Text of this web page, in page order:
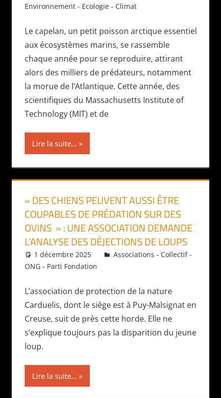
Environnement - Ecologie - Climat
Le capelan, un petit poisson arctique essentiel
aux écosystèmes marins, se rassemble
chaque année pour se reproduire, attirant
alors des milliers de prédateurs, notamment
la morue de l’Atlantique. Cette année, des
scientifiques du Massachusetts Institute of
Technology (MIT) et de
Lire la suite...
« DES CHIENS PEUVENT AUSSI ÊTRE
COUPABLES DE PRÉDATION SUR DES
OVINS » : UNE ASSOCIATION DEMANDE
L’ANALYSE DES DÉJECTIONS DE LOUPS
1 décembre 2025 Daniel
Associations - Collectif -
ONG - Parti Fondation
L’association de protection de la nature
Carduelis, dont le siège est à Puy-Malsignat en
Creuse, suit de près cette horde. Elle ne
s’explique toujours pas la disparition du jeune
loup.
Lire la suite...